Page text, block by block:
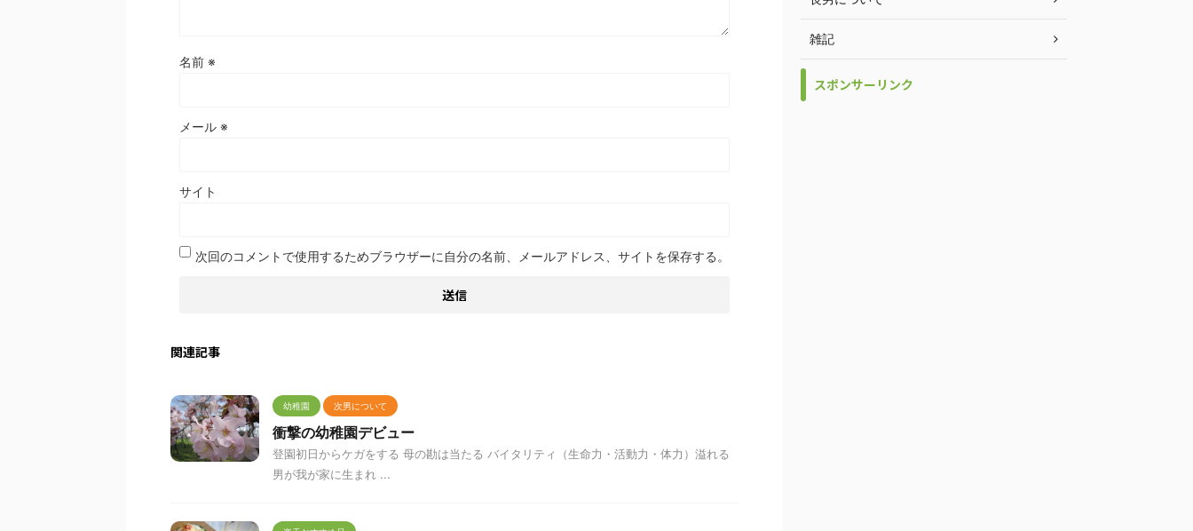
名前 ※
メール ※
サイト
次回のコメントで使用するためブラウザーに自分の名前、メールアドレス、サイトを保存する。
関連記事
幼稚園 次男について
衝撃の幼稚園デビュー
登園初日からケガをする 母の勘は当たる バイタリティ（生命力・活動力・体力）溢れる
男が我が家に生まれ ...
雑記
スポンサーリンク